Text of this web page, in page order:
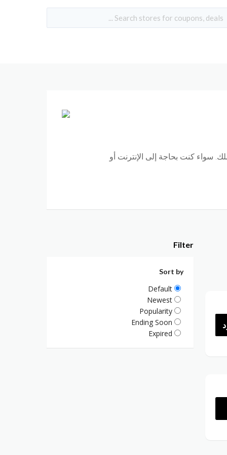
سواء كنت بحاجة إلى الإنترنت أو
Filter
Sort by
Default
Newest
Popularity
Ending Soon
Expired